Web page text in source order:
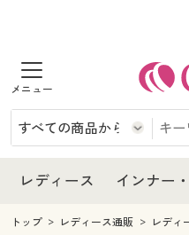
商品を探す
レディース
レディースファッション
インナー・下着
インナー・下着通販すべて
メンズ
レディース インナー
レディース
レディース通販すべて
レディースファッション
インナー・下着
インナー・下着通販すべて
メンズ
トップ レディース通販 レディ